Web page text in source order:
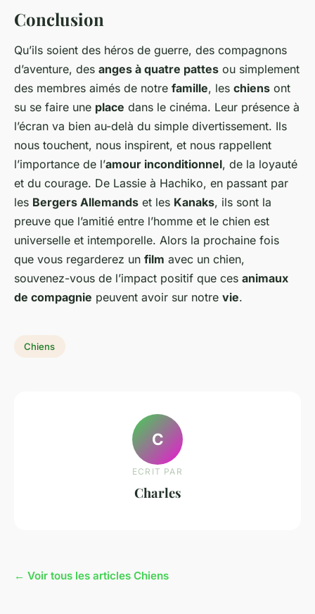
Conclusion
Qu’ils soient des héros de guerre, des compagnons
d’aventure, des anges à quatre pattes ou simplement
des membres aimés de notre famille, les chiens ont
su se faire une place dans le cinéma. Leur présence à
l’écran va bien au-delà du simple divertissement. Ils
nous touchent, nous inspirent, et nous rappellent
l’importance de l’amour inconditionnel, de la loyauté
et du courage. De Lassie à Hachiko, en passant par
les Bergers Allemands et les Kanaks, ils sont la
preuve que l’amitié entre l’homme et le chien est
universelle et intemporelle. Alors la prochaine fois
que vous regarderez un film avec un chien,
souvenez-vous de l’impact positif que ces animaux
de compagnie peuvent avoir sur notre vie.
Chiens
C
ECRIT PAR
Charles
← Voir tous les articles Chiens